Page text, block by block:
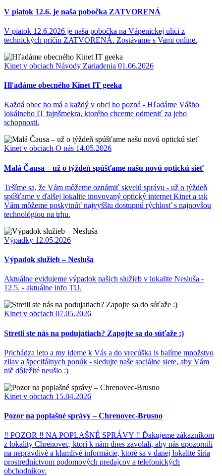
V piatok 12.6. je naša pobočka ZATVORENÁ
V piatok 12.6.2026 je naša pobočka na Vápenickej ulici z
technických príčin ZATVORENÁ. Zostávame s Vami online.
Kinet v obciach Návody Zariadenia 01.06.2026
Hľadáme obecného Kinet IT geeka
Každá obec ho má a každý v obci ho pozná - Hľadáme Vášho
lokálneho IT fajnšmekra, ktorého chceme odmeniť za jeho
schopnosti.
Kinet v obciach O nás 14.05.2026
Malá Čausa – už o týždeň spúšťame našu novú optickú sieť
Tešíme sa, že Vám môžeme oznámiť skvelú správu - už o týždeň
spúšťame v ďalšej lokalite inovovaný optický internet Kinet a tak
Vám môžeme poskytnúť najvyššiu dostupnú rýchlosť s najnovšou
technológiou na trhu.
Výpadky 12.05.2026
Výpadok služieb – Nesluša
Aktuálne evidujeme výpadok našich služieb v lokalite Nesluša -
12.5. - aktuálne info TU.
Kinet v obciach 07.05.2026
Stretli ste nás na podujatiach? Zapojte sa do súťaže :)
Prichádza leto a my ideme k Vás a do vrecúška is balíme množstvo
zliav a špecifálnych ponúk - sledujte naše sociálne siete, aby Vám
nič dôležité neušlo :)
Kinet v obciach 15.04.2026
Pozor na poplašné správy – Chrenovec-Brusno
‼ POZOR ‼ NA POPLAŠNÉ SPRÁVY ‼ Ďakujeme zákazníkom
z lokality Chrenovec, ktorí k nám dnes zavolali, aby nás upozornili
na nepravdivé a klamlivé informácie, ktoré sa v danej lokalite šíria
prostredníctvom podomových predajcov a telefonických
obchodníkov.